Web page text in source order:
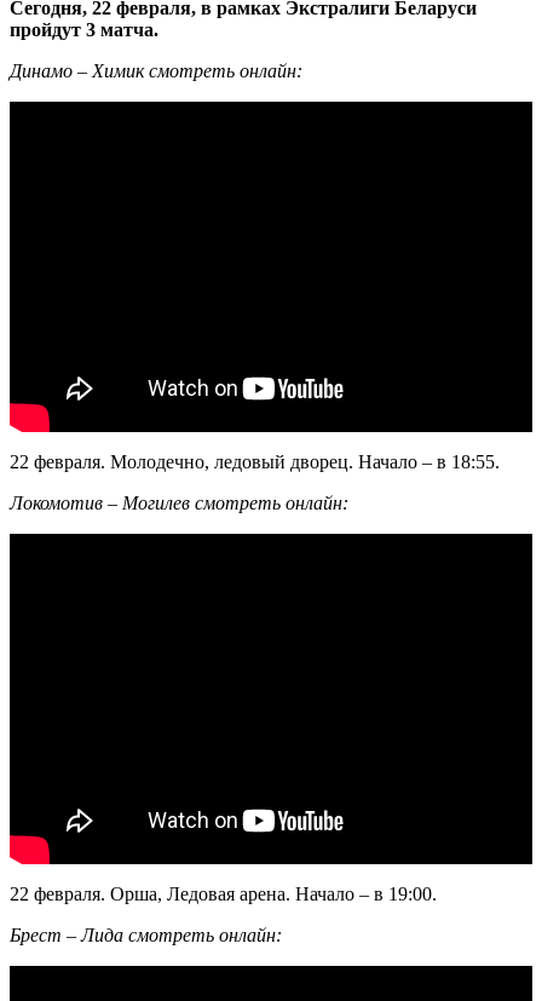
Сегодня, 22 февраля, в рамках Экстралиги Беларуси
пройдут 3 матча.
Динамо – Химик смотреть онлайн:
22 февраля. Молодечно, ледовый дворец. Начало – в 18:55.
Локомотив – Могилев смотреть онлайн:
22 февраля. Орша, Ледовая арена. Начало – в 19:00.
Брест – Лида смотреть онлайн: